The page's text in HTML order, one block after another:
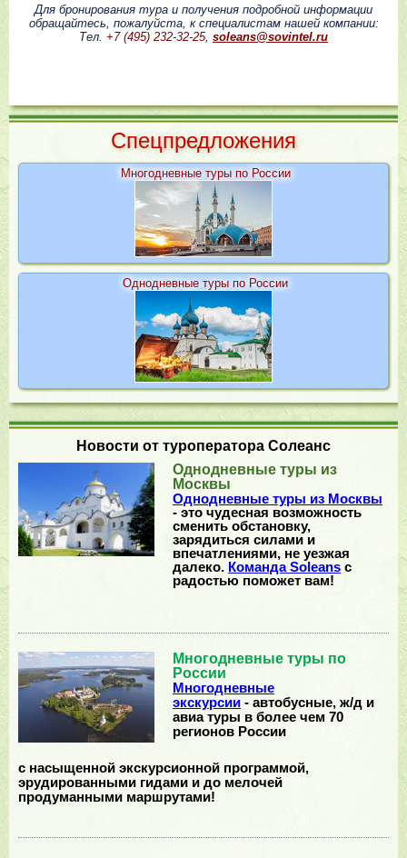
Для бронирования тура и получения подробной информации
обращайтесь, пожалуйста, к специалистам нашей компании:
Тел. +7 (495) 232-32-25, soleans@sovintel.ru
Cпецпредложения
Многодневные туры по России
Однодневные туры по России
Новости от туроператора Солеанс
Однодневные туры из
Москвы
Однодневные туры из Москвы
- это чудесная возможность
сменить обстановку,
зарядиться силами и
впечатлениями, не уезжая
далеко. Команда Soleans с
радостью поможет вам!
Многодневные туры по
России
Многодневные
экскурсии - автобусные, ж/д и
авиа туры в более чем 70
регионов России
с насыщенной экскурсионной программой,
эрудированными гидами и до мелочей
продуманными маршрутами!